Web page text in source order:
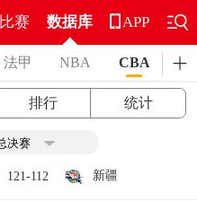
比赛 数据库
法甲 NBA CBA
APP
排行 统计
121-112 新疆